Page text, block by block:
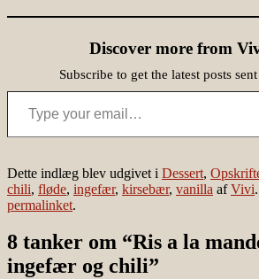
Discover more from
Subscribe to get the latest posts
Type your email…
Dette indlæg blev udgivet i Dessert,
chili, fløde, ingefær, kirsebær, vanilla afVivi
permalinket.
8 tanker om “Ris a la
ingefær og chili”